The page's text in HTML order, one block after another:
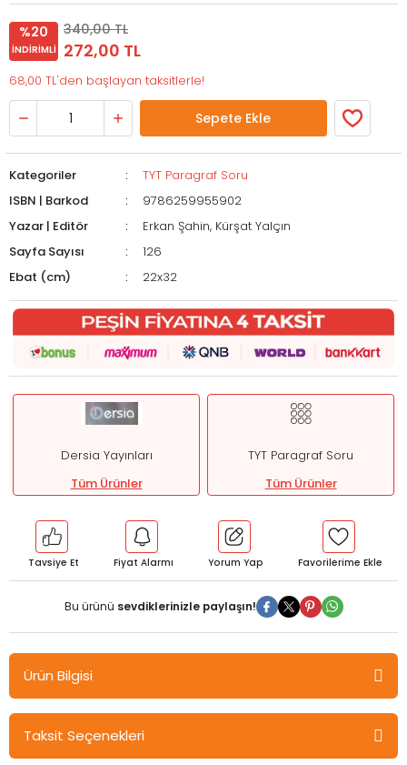
%20
İNDIRIMLI
340,00 TL
272,00 TL
68,00 TL'den başlayan taksitlerle!
Sepete Ekle
Kategoriler
TYT Paragraf Soru
ISBN | Barkod
9786259955902
Yazar | Editör
Erkan Şahin, Kürşat Yalçın
Sayfa Sayısı
126
Ebat (cm)
22x32
Dersia Yayınları
Tüm Ürünler
TYT Paragraf Soru
Tüm Ürünler
Tavsiye Et Fiyat Alarmı Yorum Yap
Bu ürünü sevdiklerinizle paylaşın!
Ürün Bilgisi
Dersia YKS TYT Türkçe XXL Paragraf Soru Bankası Dersia Yayınları
- Video Çözümlü
Taksit Seçenekleri